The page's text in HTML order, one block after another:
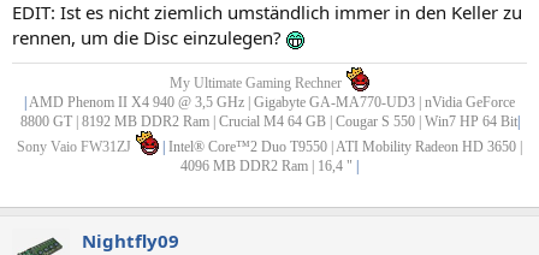
EDIT: Ist es nicht ziemlich umständlich immer in den Keller zu
rennen, um die Disc einzulegen?
My Ultimate Gaming Rechner
| AMD Phenom II X4 940 @ 3,5 GHz | Gigabyte GA-MA770-UD3 | nVidia GeForce
8800 GT | 8192 MB DDR2 Ram | Crucial M4 64 GB | Cougar S 550 | Win7 HP 64 Bit|
Sony Vaio FW31ZJ
| Intel® Core™2 Duo T9550 | ATI Mobility Radeon HD 3650 |
4096 MB DDR2 Ram | 16,4 " |
Nightfly09